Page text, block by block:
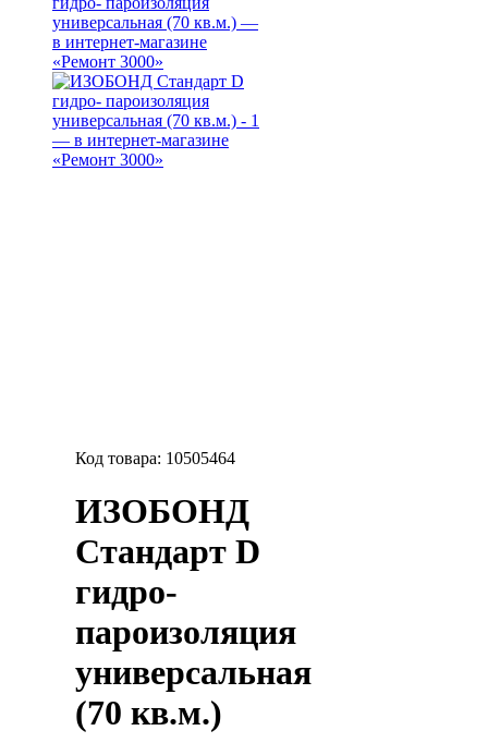
Код товара: 10505464
ИЗОБОНД
Стандарт D
гидро-
пароизоляция
универсальная
(70 кв.м.)